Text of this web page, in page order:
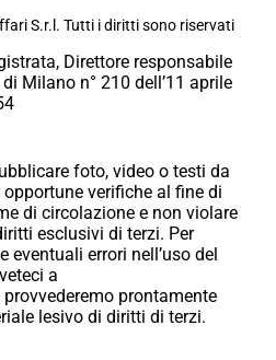
S.r.l. Tutti i diritti sono riservati
Direttore responsabile
Milano n° 210 dell’11 aprile
foto, video o testi da
verifiche al fine di
di circolazione e non violare
esclusivi di terzi. Per
eventuali errori nell’uso del
a
prontamente
lesivo di diritti di terzi.